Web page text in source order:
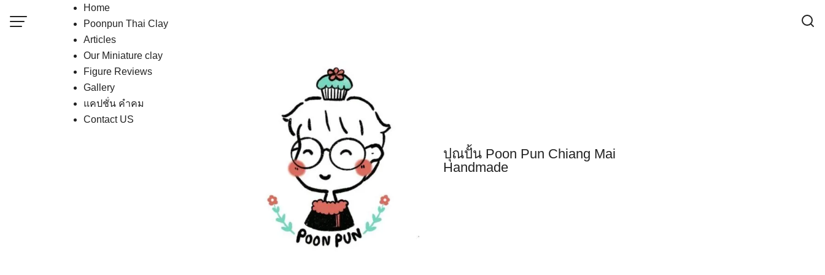
ปุณปั้น Poon Pun Chiang Mai
Handmade
Home
Poonpun Thai Clay
Articles
Our Miniature clay
Figure Reviews
Gallery
แคปชั่น คำคม
Contact US
Contact US
Poonpun Thai Clay
Sample Page